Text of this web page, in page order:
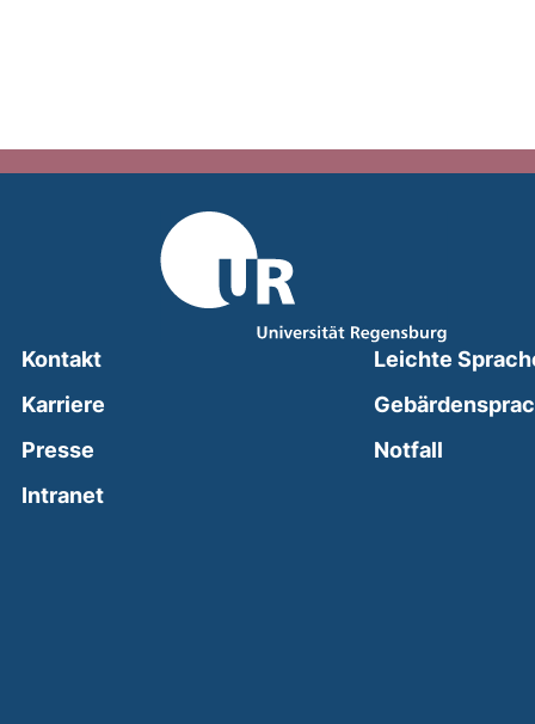
Kontakt
Karriere
Presse
Intranet(external link, opens in a new window)
Leichte
Notfall